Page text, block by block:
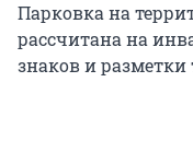
Парковка на
рассчитана на
знаков и